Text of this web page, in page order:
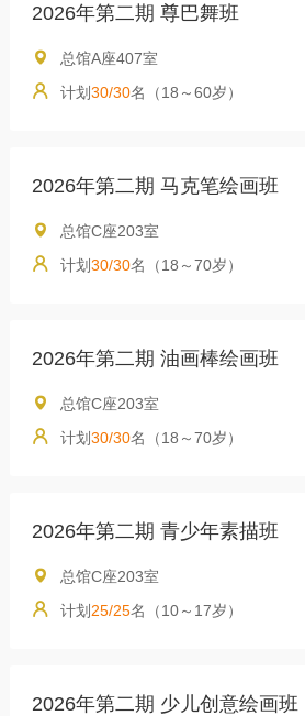
2026年第二期 尊巴舞班
总馆A座407室
计划30/30名（18～60岁）
2026年第二期 马克笔绘画班
总馆C座203室
计划30/30名（18～70岁）
2026年第二期 油画棒绘画班
总馆C座203室
计划30/30名（18～70岁）
2026年第二期 青少年素描班
总馆C座203室
计划 25/25名（10～17岁）
2026年第二期 少儿创意绘画班